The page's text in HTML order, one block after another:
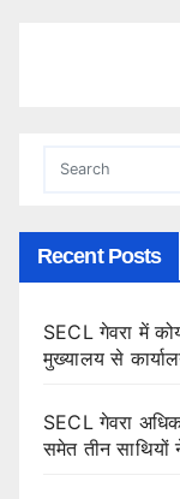
Recent Posts
SECL गेवरा में
मुख्यालय से
SECL गेवरा
समेत तीन साथियों